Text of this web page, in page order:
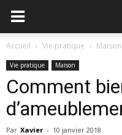
Accueil Vie pratique Maison
Vie pratique Maison
Comment
Par Xavier - 10 janvier 2018